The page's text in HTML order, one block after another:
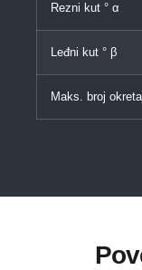
Rezni kut ° α
Leđni kut ° β
Maks. broj